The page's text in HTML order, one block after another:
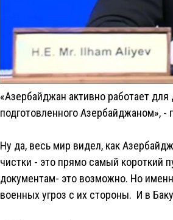
«Азербайджан активно работает
подготовленного Азербайджаном», -
Ну да, весь мир видел, как
чистки - это прямо самый короткий
документам- это возможно. Но
военных угроз с их стороны. И в